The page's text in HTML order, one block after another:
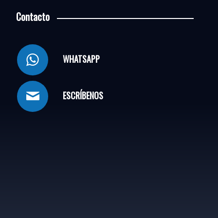
Contacto
WHATSAPP
ESCRÍBENOS